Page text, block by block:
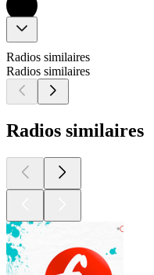
Radios similaires
Radios similaires
Radios similaires